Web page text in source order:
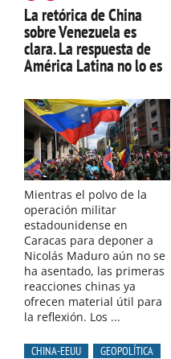
La retórica de China
sobre Venezuela es
clara. La respuesta de
América Latina no lo es
Mientras el polvo de la
operación militar
estadounidense en
Caracas para deponer a
Nicolás Maduro aún no se
ha asentado, las primeras
reacciones chinas ya
ofrecen material útil para
la reflexión. Los ...
CHINA-EEUU GEOPOLÍTICA